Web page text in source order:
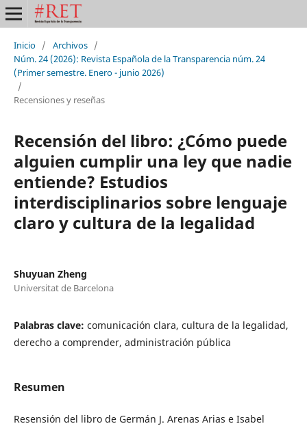
Inicio / Archivos /
Núm. 24 (2026): Revista Española de la Transparencia núm. 24
(Primer semestre. Enero - junio 2026)
/
Recensiones y reseñas
Recensión del libro: ¿Cómo puede
alguien cumplir una ley que nadie
entiende? Estudios
interdisciplinarios sobre lenguaje
claro y cultura de la legalidad
Shuyuan Zheng
Universitat de Barcelona
Palabras clave: comunicación clara, cultura de la legalidad,
derecho a comprender, administración pública
Resumen
Resensión del libro de Germán J. Arenas Arias e Isabel